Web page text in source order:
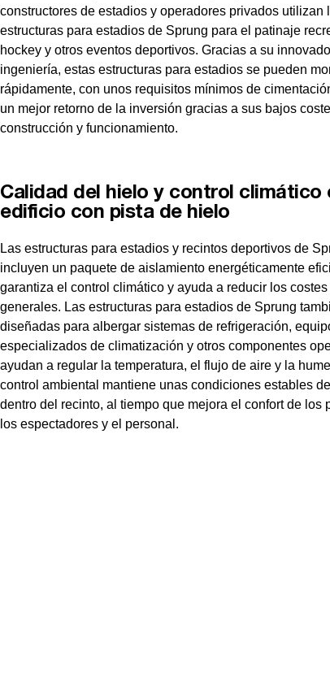
constructores de estadios y operadores privados utilizan
estructuras para estadios de Sprung para el patinaje
hockey y otros eventos deportivos. Gracias a su
ingeniería, estas estructuras para estadios se pueden
rápidamente, con unos requisitos mínimos de
un mejor retorno de la inversión gracias a sus bajos
construcción y funcionamiento.
Calidad del hielo y control climático
edificio con pista de hielo
Las estructuras para estadios y recintos deportivos de
incluyen un paquete de aislamiento energéticamente
garantiza el control climático y ayuda a reducir los
generales. Las estructuras para estadios de Sprung
diseñadas para albergar sistemas de refrigeración,
especializados de climatización y otros componentes
ayudan a regular la temperatura, el flujo de aire y la
control ambiental mantiene unas condiciones estables
dentro del recinto, al tiempo que mejora el confort de los
los espectadores y el personal.